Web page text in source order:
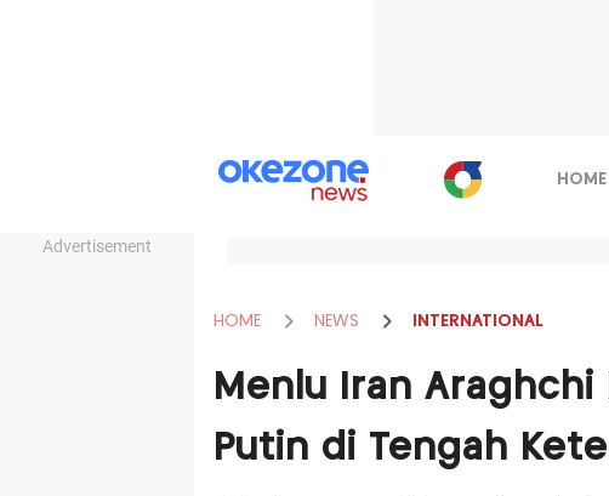
Advertisement
HOME
HOME NEWS INTERNATIONAL
Menlu Iran Araghchi
Putin di Tengah